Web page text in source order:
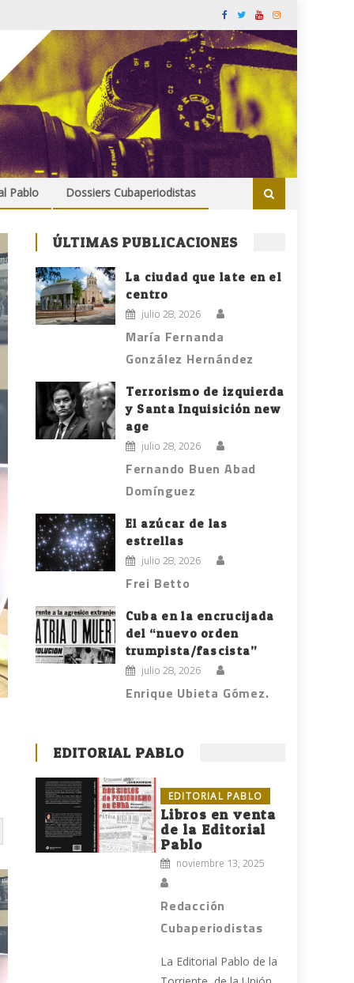
Pablo Dossiers Cubaperiodistas
ÚLTIMAS PUBLICACIONES
La ciudad que late en el
centro
julio 28, 2026
María Fernanda
González Hernández
Terrorismo de izquierda
y Santa Inquisición new
age
julio 28, 2026
Fernando Buen Abad
Domínguez
El azúcar de las
estrellas
julio 28, 2026
Frei Betto
Cuba en la encrucijada
del “nuevo orden
trumpista/fascista”
julio 28, 2026
Enrique Ubieta Gómez.
EDITORIAL PABLO
EDITORIAL PABLO
Libros en venta
de la Editorial
Pablo
noviembre 13, 2025
Redacción
Cubaperiodistas
La Editorial Pablo de la